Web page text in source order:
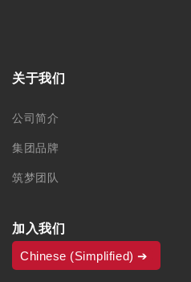
关于我们
公司简介
集团品牌
筑梦团队
加入我们
Chinese (Simplified)